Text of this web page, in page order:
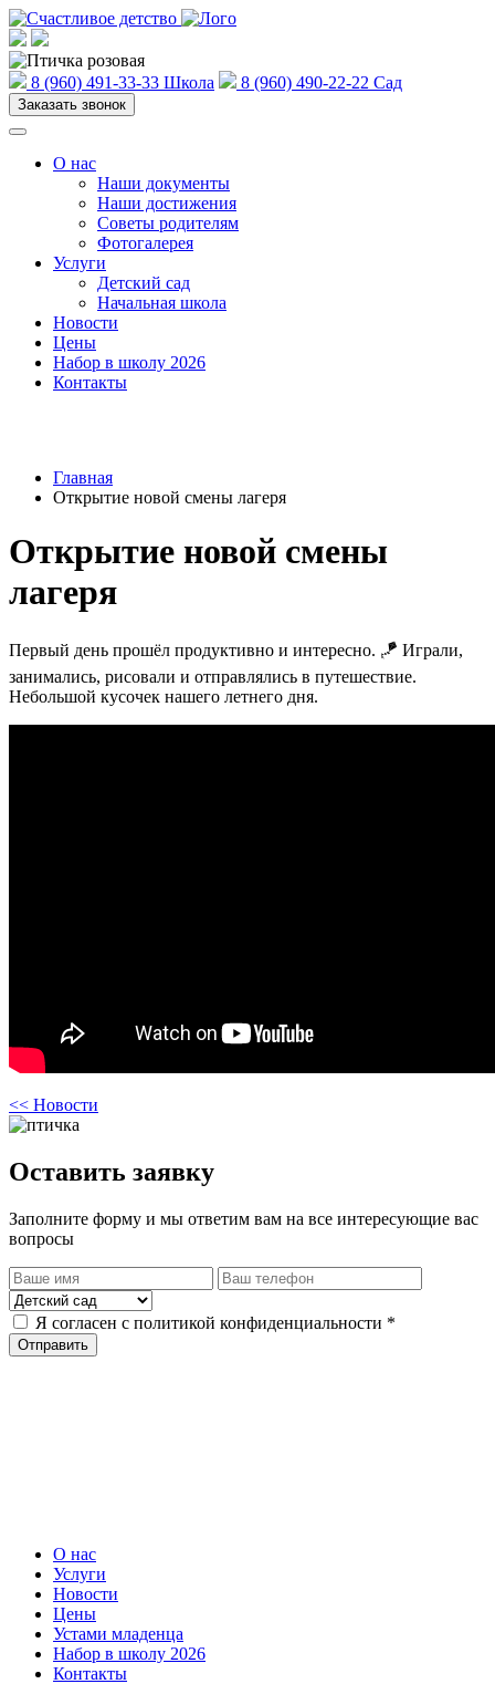
8 (960) 491-33-33 Школа 8 (960) 490-22-22 Сад
Заказать звонок
О нас
Наши документы
Наши достижения
Советы родителям
Фотогалерея
Услуги
Детский сад
Начальная школа
Новости
Цены
Набор в школу 2026
Контакты
Главная
Открытие новой смены лагеря
Открытие новой смены
лагеря
Первый день прошёл продуктивно и интересно. 🪁 Играли,
занимались, рисовали и отправлялись в путешествие.
Небольшой кусочек нашего летнего дня.
<< Новости
Оставить заявку
Заполните форму и мы ответим вам на все интересующие вас
вопросы
Я согласен с политикой конфиденциальности *
Отправить
О нас
Услуги
Новости
Цены
Устами младенца
Набор в школу 2026
Контакты